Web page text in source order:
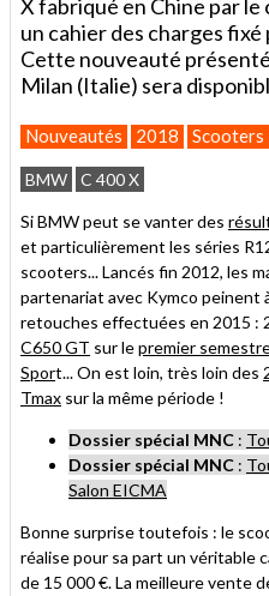
X fabriqué en Chine par
un cahier des charges fixé
Cette nouveauté
Milan (Italie) sera
Nouveautés 2018 Scooters
BMW C 400 X
Si BMW peut se vanter des
et particulièrement les séries
scooters... Lancés fin 2012, les
partenariat avec Kymco peinent
retouches effectuées en 2015 :
C650 GT sur lepremier
Sport... On est loin, très loin des
Tmax sur la même période !
Dossier spécial MNC :
Dossier spécial MNC :
Salon EICMA
Bonne surprise toutefois : le
réalise pour sa part un véritable
de 15 000 €. La meilleure vente